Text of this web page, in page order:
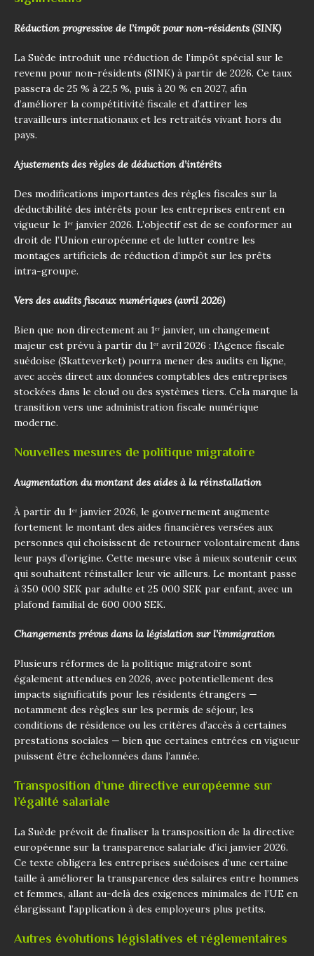
Réduction progressive de l’impôt pour non-résidents (SINK)
La Suède introduit une réduction de l’impôt spécial sur le
revenu pour non-résidents (SINK) à partir de 2026. Ce taux
passera de 25 % à 22,5 %, puis à 20 % en 2027, afin
d’améliorer la compétitivité fiscale et d’attirer les
travailleurs internationaux et les retraités vivant hors du
pays.
Ajustements des règles de déduction d’intérêts
Des modifications importantes des règles fiscales sur la
déductibilité des intérêts pour les entreprises entrent en
vigueur le 1ᵉʳ janvier 2026. L’objectif est de se conformer au
droit de l’Union européenne et de lutter contre les
montages artificiels de réduction d’impôt sur les prêts
intra-groupe.
Vers des audits fiscaux numériques (avril 2026)
Bien que non directement au 1ᵉʳ janvier, un changement
majeur est prévu à partir du 1ᵉʳ avril 2026 : l’Agence fiscale
suédoise (Skatteverket) pourra mener des audits en ligne,
avec accès direct aux données comptables des entreprises
stockées dans le cloud ou des systèmes tiers. Cela marque la
transition vers une administration fiscale numérique
moderne.
Nouvelles mesures de politique migratoire
Augmentation du montant des aides à la réinstallation
À partir du 1ᵉʳ janvier 2026, le gouvernement augmente
fortement le montant des aides financières versées aux
personnes qui choisissent de retourner volontairement dans
leur pays d’origine. Cette mesure vise à mieux soutenir ceux
qui souhaitent réinstaller leur vie ailleurs. Le montant passe
à 350 000 SEK par adulte et 25 000 SEK par enfant, avec un
plafond familial de 600 000 SEK.
Changements prévus dans la législation sur l’immigration
Plusieurs réformes de la politique migratoire sont
également attendues en 2026, avec potentiellement des
impacts significatifs pour les résidents étrangers —
notamment des règles sur les permis de séjour, les
conditions de résidence ou les critères d’accès à certaines
prestations sociales — bien que certaines entrées en vigueur
puissent être échelonnées dans l’année.
Transposition d’une directive européenne sur
l’égalité salariale
La Suède prévoit de finaliser la transposition de la directive
européenne sur la transparence salariale d’ici janvier 2026.
Ce texte obligera les entreprises suédoises d’une certaine
taille à améliorer la transparence des salaires entre hommes
et femmes, allant au-delà des exigences minimales de l’UE en
élargissant l’application à des employeurs plus petits.
Autres évolutions législatives et réglementaires